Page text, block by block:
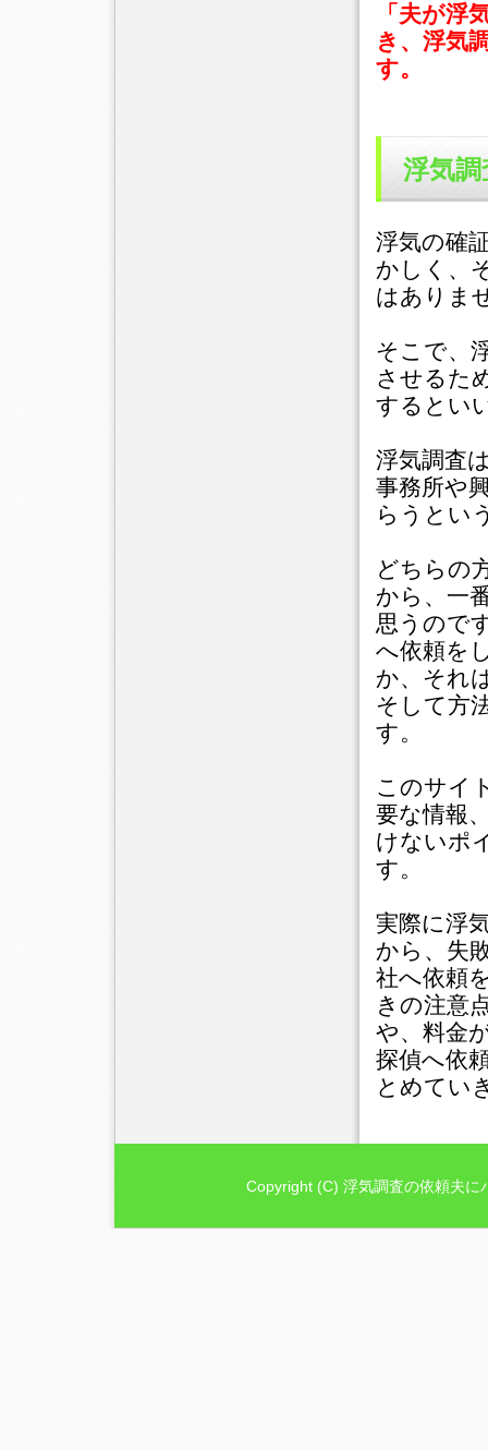
「夫が浮
き、浮気
す。
浮気
浮気の確
かしく、
はありま
そこで、
させるた
するとい
浮気調査
事務所や
らうとい
どちらの
から、一
思うので
へ依頼を
か、それ
そして方
す。
このサイ
要な情報
けないポ
す。
実際に浮
から、失
社へ依頼
きの注意
や、料金
探偵へ依
とめてい
Copyright (C) 浮気調査の依頼夫に